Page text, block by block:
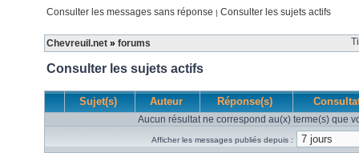
Consulter les messages sans réponse | Consulter les sujets actifs
Chevreuil.net » forums
Consulter les sujets actifs
Sujet(s) Auteur Réponse(s)
Aucun résultat ne correspond au(x) terme(s) que
Afficher les messages publiés depuis :